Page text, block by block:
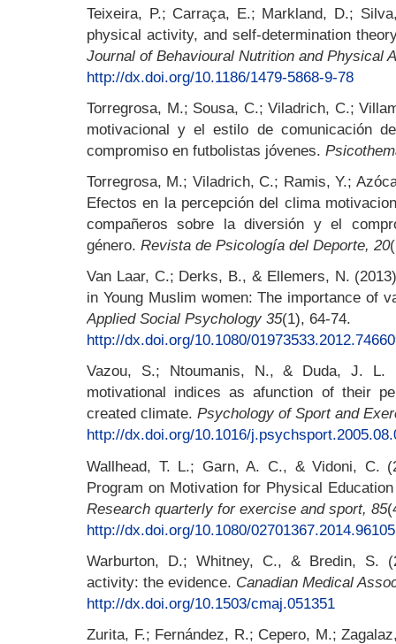
Teixeira, P.; Carraça, E.; Markland, D.;
physical activity, and self-determination
Journal of Behavioural Nutrition and Physical
http://dx.doi.org/10.1186/1479-5868-9-78
Torregrosa, M.; Sousa, C.; Viladrich, C.;
motivacional y el estilo de comunicación
compromiso en futbolistas jóvenes.
Torregrosa, M.; Viladrich, C.; Ramis, Y.;
Efectos en la percepción del clima
compañeros sobre la diversión y el
género. Revista de Psicología del Deporte, 20
Van Laar, C.; Derks, B., & Ellemers, N.
in Young Muslim women: The importance of
Applied Social Psychology 35(1), 64-74.
http://dx.doi.org/10.1080/
Vazou, S.; Ntoumanis, N., & Duda, J. L.
motivational indices as afunction of their
created climate. Psychology of Sport and
http://dx.doi.org/10.1016/
Wallhead, T. L.; Garn, A. C., & Vidoni, C.
Program on Motivation for Physical
Research quarterly for exercise and sport, 85
http://dx.doi.org/10.1080/
Warburton, D.; Whitney, C., & Bredin, S.
activity: the evidence. Canadian Medical
http://dx.doi.org/10.1503/cmaj.051351
Zurita, F.; Fernández, R.; Cepero, M.;